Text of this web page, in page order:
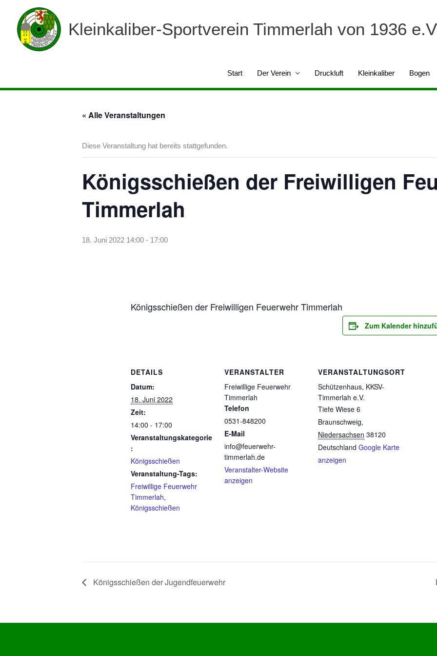
springen
Kleinkaliber-Sportverein Timmerlah von 1936
Start Der Verein Druckluft Kleinkaliber Bogen
« Alle Veranstaltungen
Diese Veranstaltung hat bereits stattgefunden.
Königsschießen der Freiwilligen
Timmerlah
18. Juni 2022 14:00 - 17:00
Königsschießen der Freiwilligen Feuerwehr Timmerlah
Zum Kalender
DETAILS
Datum:
18. Juni 2022
Zeit:
14:00 - 17:00
Veranstaltungskategorie
:
Königsschießen
Veranstaltung-Tags:
Freiwillige Feuerwehr
Timmerlah,
Königsschießen
VERANSTALTER
Freiwillige Feuerwehr
Timmerlah
Telefon
0531-848200
E-Mail
info@feuerwehr-
timmerlah.de
Veranstalter-Website
anzeigen
VERANSTALTUNGSORT
Schützenhaus, KKSV-
Timmerlah e.V.
Tiefe Wiese 6
Braunschweig,
Niedersachsen 38120
Deutschland Google Karte
anzeigen
Königsschießen der Jugendfeuerwehr